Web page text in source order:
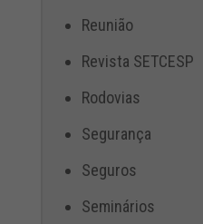
Reunião
Revista SETCESP
Rodovias
Segurança
Seguros
Seminários